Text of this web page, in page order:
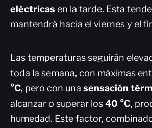
eléctricas en la tarde. Esta
mantendrá hacia el viernes y el
Las temperaturas seguirán
toda la semana, con máximas
°C, pero con una sensación
alcanzar o superar los40 °C,
humedad. Este factor,